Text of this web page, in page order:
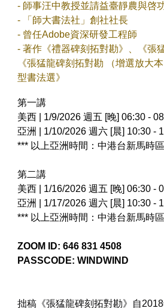
- 師事汪中教授並請益臺靜農與啓
- 「師大書法社」創社社長
- 曾任Adobe資深研發工程師
- 著作《禮器碑刻拓對勘》、《張
《張猛龍碑刻拓對勘 （增選放大
型書法選》
第一講
美西 | 1/9/2026 週五 [晚] 06:30 -
亞洲 | 1/10/2026 週六 [晨] 10:30 -
*** 以上亞洲時間：中港台新馬時區
第二講
美西 | 1/16/2026 週五 [晚] 06:30 -
亞洲 | 1/17/2026 週六 [晨] 10:30 -
*** 以上亞洲時間：中港台新馬時區
ZOOM ID: 646 831 4508
PASSCODE: WINDWIND
拙稿《張猛龍碑刻拓對勘》自2018